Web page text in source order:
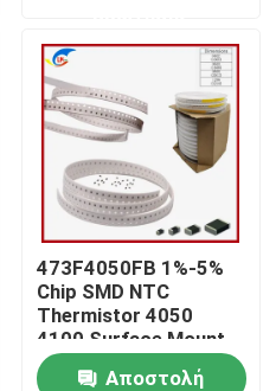
473F4050FB 1%-5%
Chip SMD NTC
Thermistor 4050
4100 Surface Mount
Αποστολή